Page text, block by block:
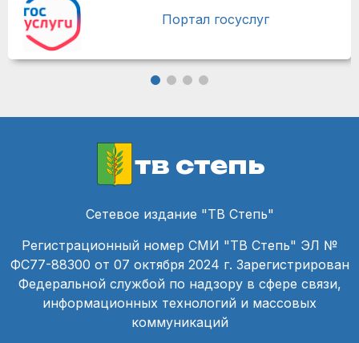
Портал госуслуг
тв степь
Сетевое издание "ТВ Степь"
Регистрационный номер СМИ "ТВ Степь" ЭЛ №
ФС77-88300 от 07 октября 2024 г. Зарегистрирован
Федеральной службой по надзору в сфере связи,
информационных технологий и массовых
коммуникаций